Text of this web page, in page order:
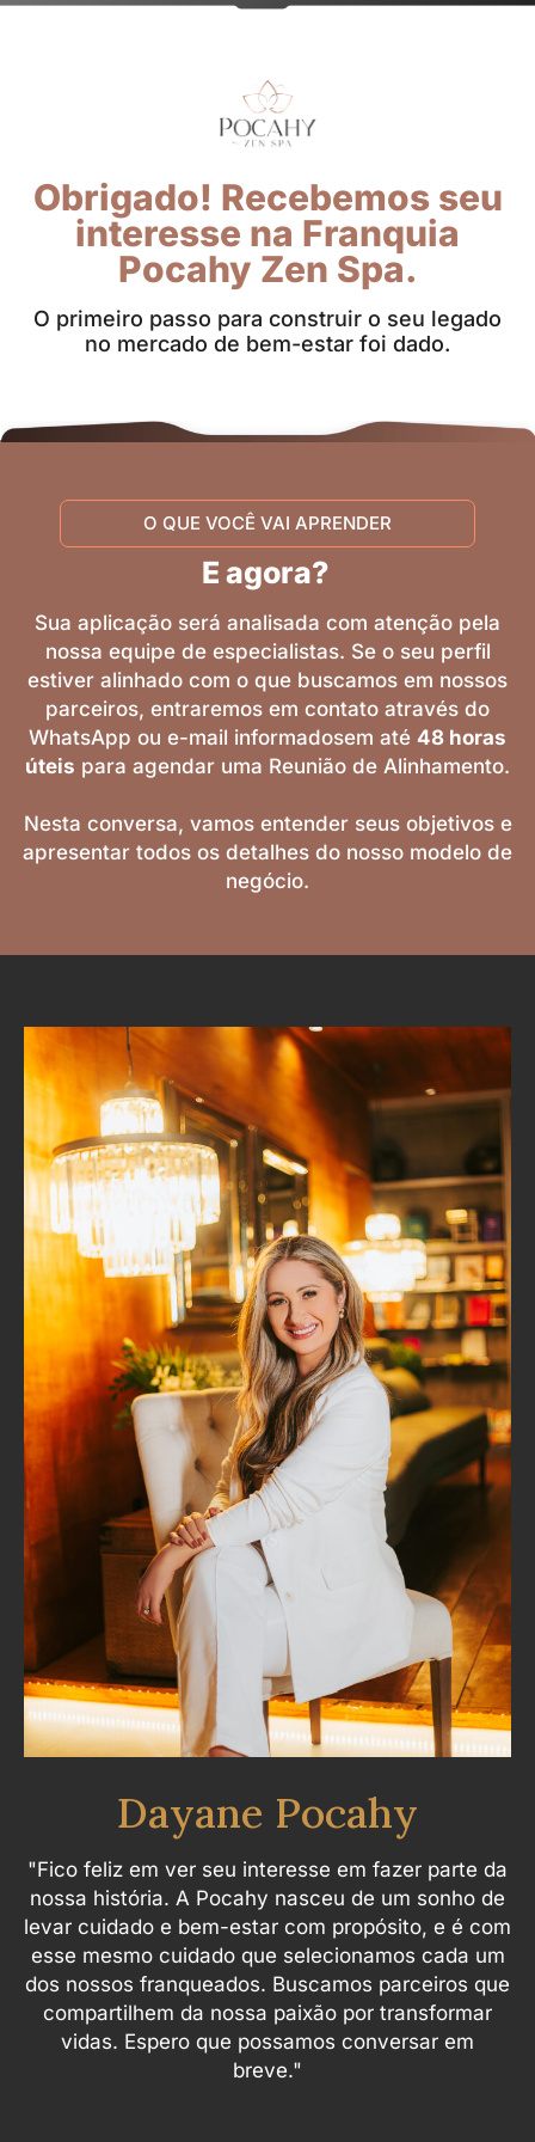
Obrigado! Recebemos seu
interesse na Franquia
Pocahy Zen Spa.
O primeiro passo para construir o seu legado
no mercado de bem-estar foi dado.
O QUE VOCÊ VAI APRENDER
E agora?
Sua aplicação será analisada com atenção pela
nossa equipe de especialistas. Se o seu perfil
estiver alinhado com o que buscamos em nossos
parceiros, entraremos em contato através do
WhatsApp ou e-mail informadosem até 48 horas
úteis para agendar uma Reunião de Alinhamento.
Nesta conversa, vamos entender seus objetivos e
apresentar todos os detalhes do nosso modelo de
negócio.
Dayane Pocahy
"Fico feliz em ver seu interesse em fazer parte da
nossa história. A Pocahy nasceu de um sonho de
levar cuidado e bem-estar com propósito, e é com
esse mesmo cuidado que selecionamos cada um
dos nossos franqueados. Buscamos parceiros que
compartilhem da nossa paixão por transformar
vidas. Espero que possamos conversar em
breve."